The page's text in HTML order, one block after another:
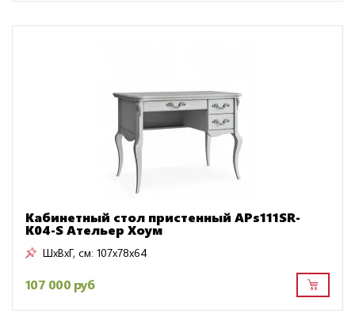
Кабинетный стол пристенный APs111SR-
K04-S Ательер Хоум
ШxВxГ, см: 107x78x64
107 000 руб